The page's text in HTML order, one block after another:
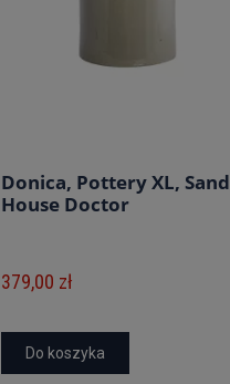
Donica, Pottery XL, Sand
House Doctor
379,00 zł
Do koszyka